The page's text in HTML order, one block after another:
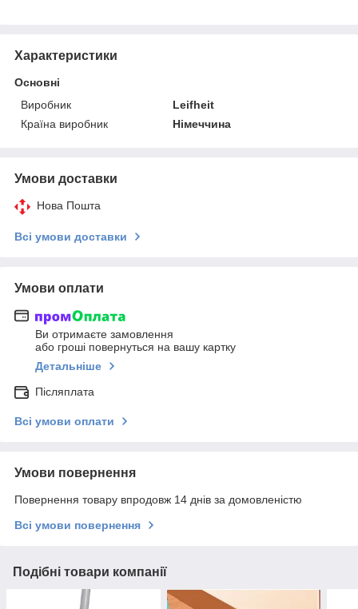
Характеристики
Основні
Виробник
Leifheit
Країна виробник
Німеччина
Умови доставки
Нова Пошта
Всі умови доставки
Умови оплати
Ви отримаєте замовлення
або гроші повернуться на вашу картку
Детальніше
Післяплата
Всі умови оплати
Умови повернення
Повернення товару впродовж 14 днів за домовленістю
Всі умови повернення
Подібні товари компанії